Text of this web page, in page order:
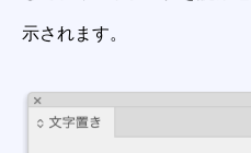
示されます。